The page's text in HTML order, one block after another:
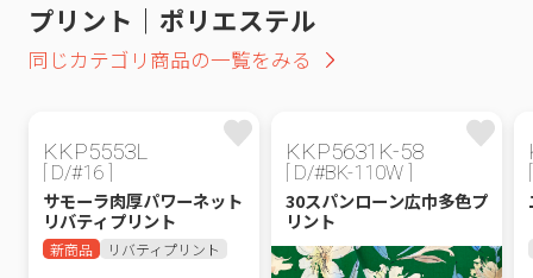
プリント｜ポリエステル
同じカテゴリ商品の一覧をみる
KKP5553L
[ D/#16 ]
サモーラ肉厚パワーネット
リバティプリント
新商品 リバティプリント
KKP5631K-58
[ D/#BK-110W ]
30スパンローン広巾多色プ
リント